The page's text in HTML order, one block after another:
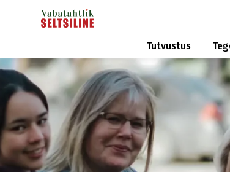
Tutvustus